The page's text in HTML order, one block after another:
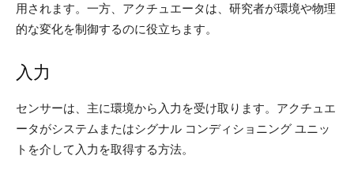
用されます。一方、アクチュエータは、研究者が環境や物理
的な変化を制御するのに役立ちます。
入力
センサーは、主に環境から入力を受け取ります。アクチュエ
ータがシステムまたはシグナル コンディショニング ユニッ
トを介して入力を取得する方法。